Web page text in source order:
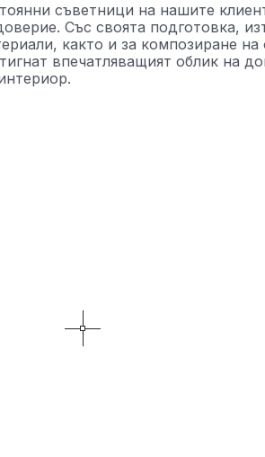
съветници на нашите
Със своята подготовка,
както и за композиране
впечатляващият облик на